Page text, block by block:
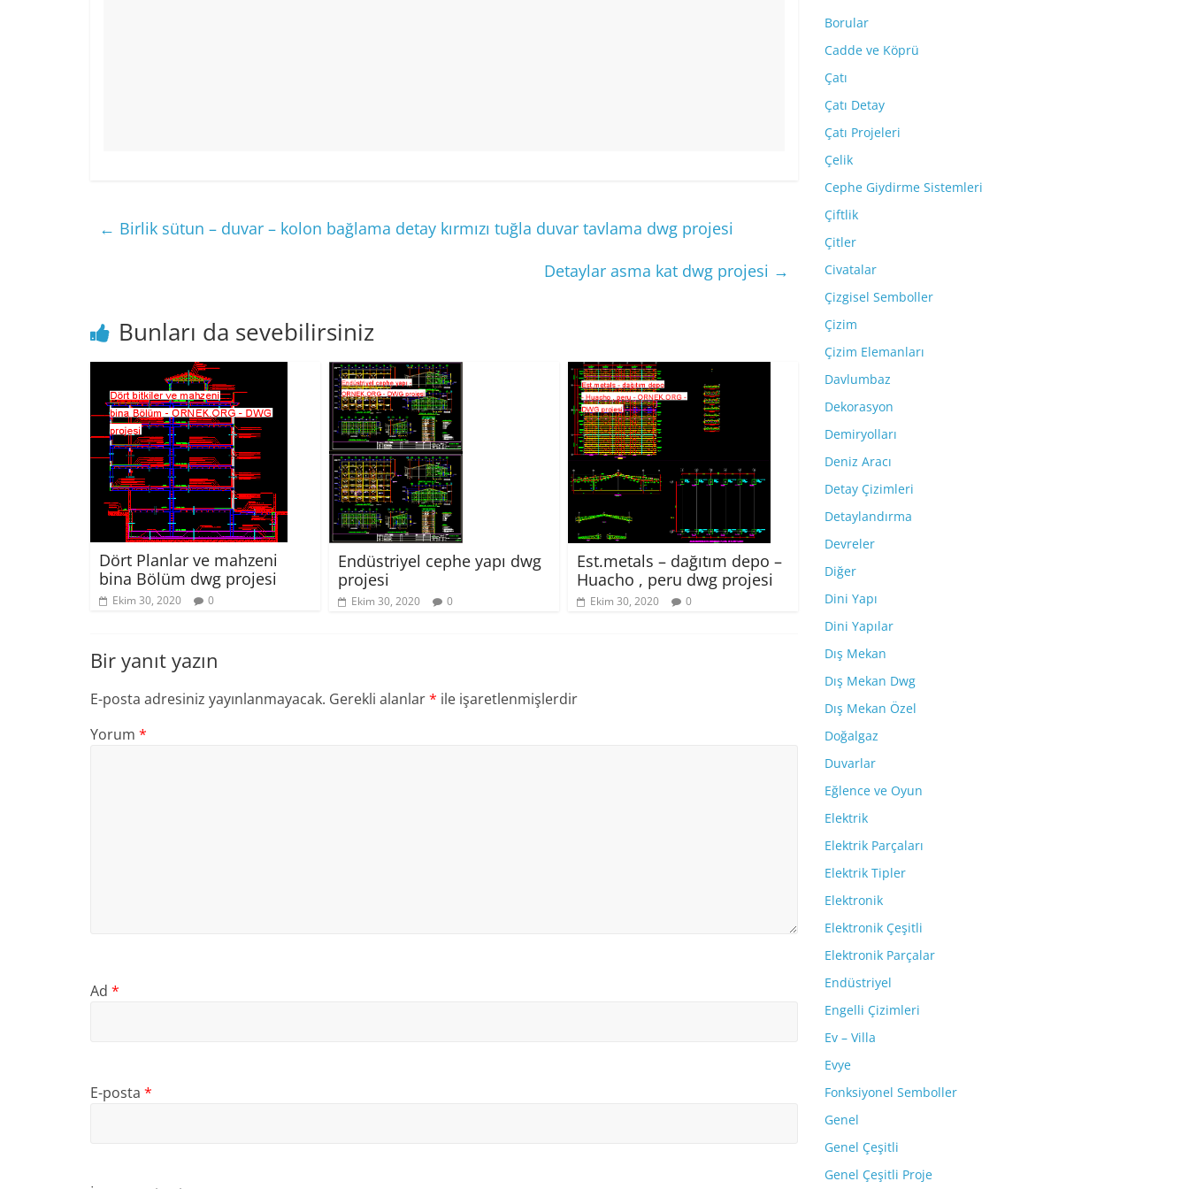
← Birlik sütun – duvar – kolon bağlama detay kırmızı tuğla duvar tavlama dwg projesi
Detaylar asma kat dwg projesi →
Bunları da sevebilirsiniz
Dört Planlar ve mahzeni
bina Bölüm dwg projesi
Ekim 30, 2020 0
Endüstriyel cephe yapı dwg
projesi
Ekim 30, 2020 0
Est.metals – dağıtım depo –
Huacho , peru dwg projesi
Ekim 30, 2020 0
Bir yanıt yazın
E-posta adresiniz yayınlanmayacak. Gerekli alanlar* ile işaretlenmişlerdir
Yorum *
Ad *
E-posta *
Borular
Cadde ve Köprü
Çatı
Çatı Detay
Çatı Projeleri
Çelik
Cephe Giydirme Sistemleri
Çiftlik
Çitler
Civatalar
Çizgisel Semboller
Çizim
Çizim Elemanları
Davlumbaz
Dekorasyon
Demiryolları
Deniz Aracı
Detay Çizimleri
Detaylandırma
Devreler
Diğer
Dini Yapı
Dini Yapılar
Dış Mekan
Dış Mekan Dwg
Dış Mekan Özel
Doğalgaz
Duvarlar
Eğlence ve Oyun
Elektrik
Elektrik Parçaları
Elektrik Tipler
Elektronik
Elektronik Çeşitli
Elektronik Parçalar
Endüstriyel
Engelli Çizimleri
Ev – Villa
Evye
Fonksiyonel Semboller
Genel
Genel Çeşitli
Genel Çeşitli Proje